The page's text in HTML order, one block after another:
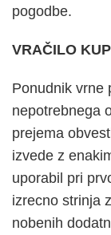
pogodbe.
VRAČILO
Ponudnik vrne
nepotrebnega
prejema
izvede z
uporabil pri
izrecno strinja
nobenih